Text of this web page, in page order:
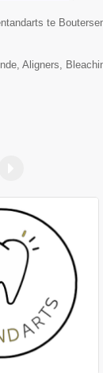
te
Aligners,